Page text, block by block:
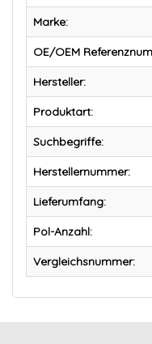
Marke:
OE/OEM
Hersteller:
Produktart:
Suchbegriffe:
Herstellernummer:
Lieferumfang:
Pol-Anzahl:
Vergleichsnummer: